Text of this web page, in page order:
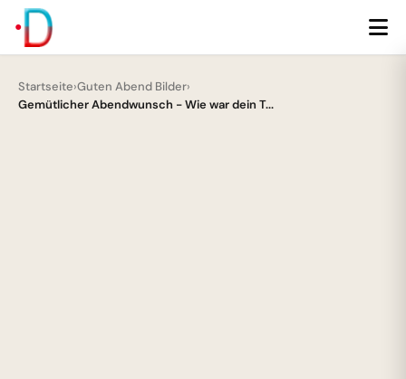
Startseite›Guten Abend Bilder›
Gemütlicher Abendwunsch - Wie war dein T...